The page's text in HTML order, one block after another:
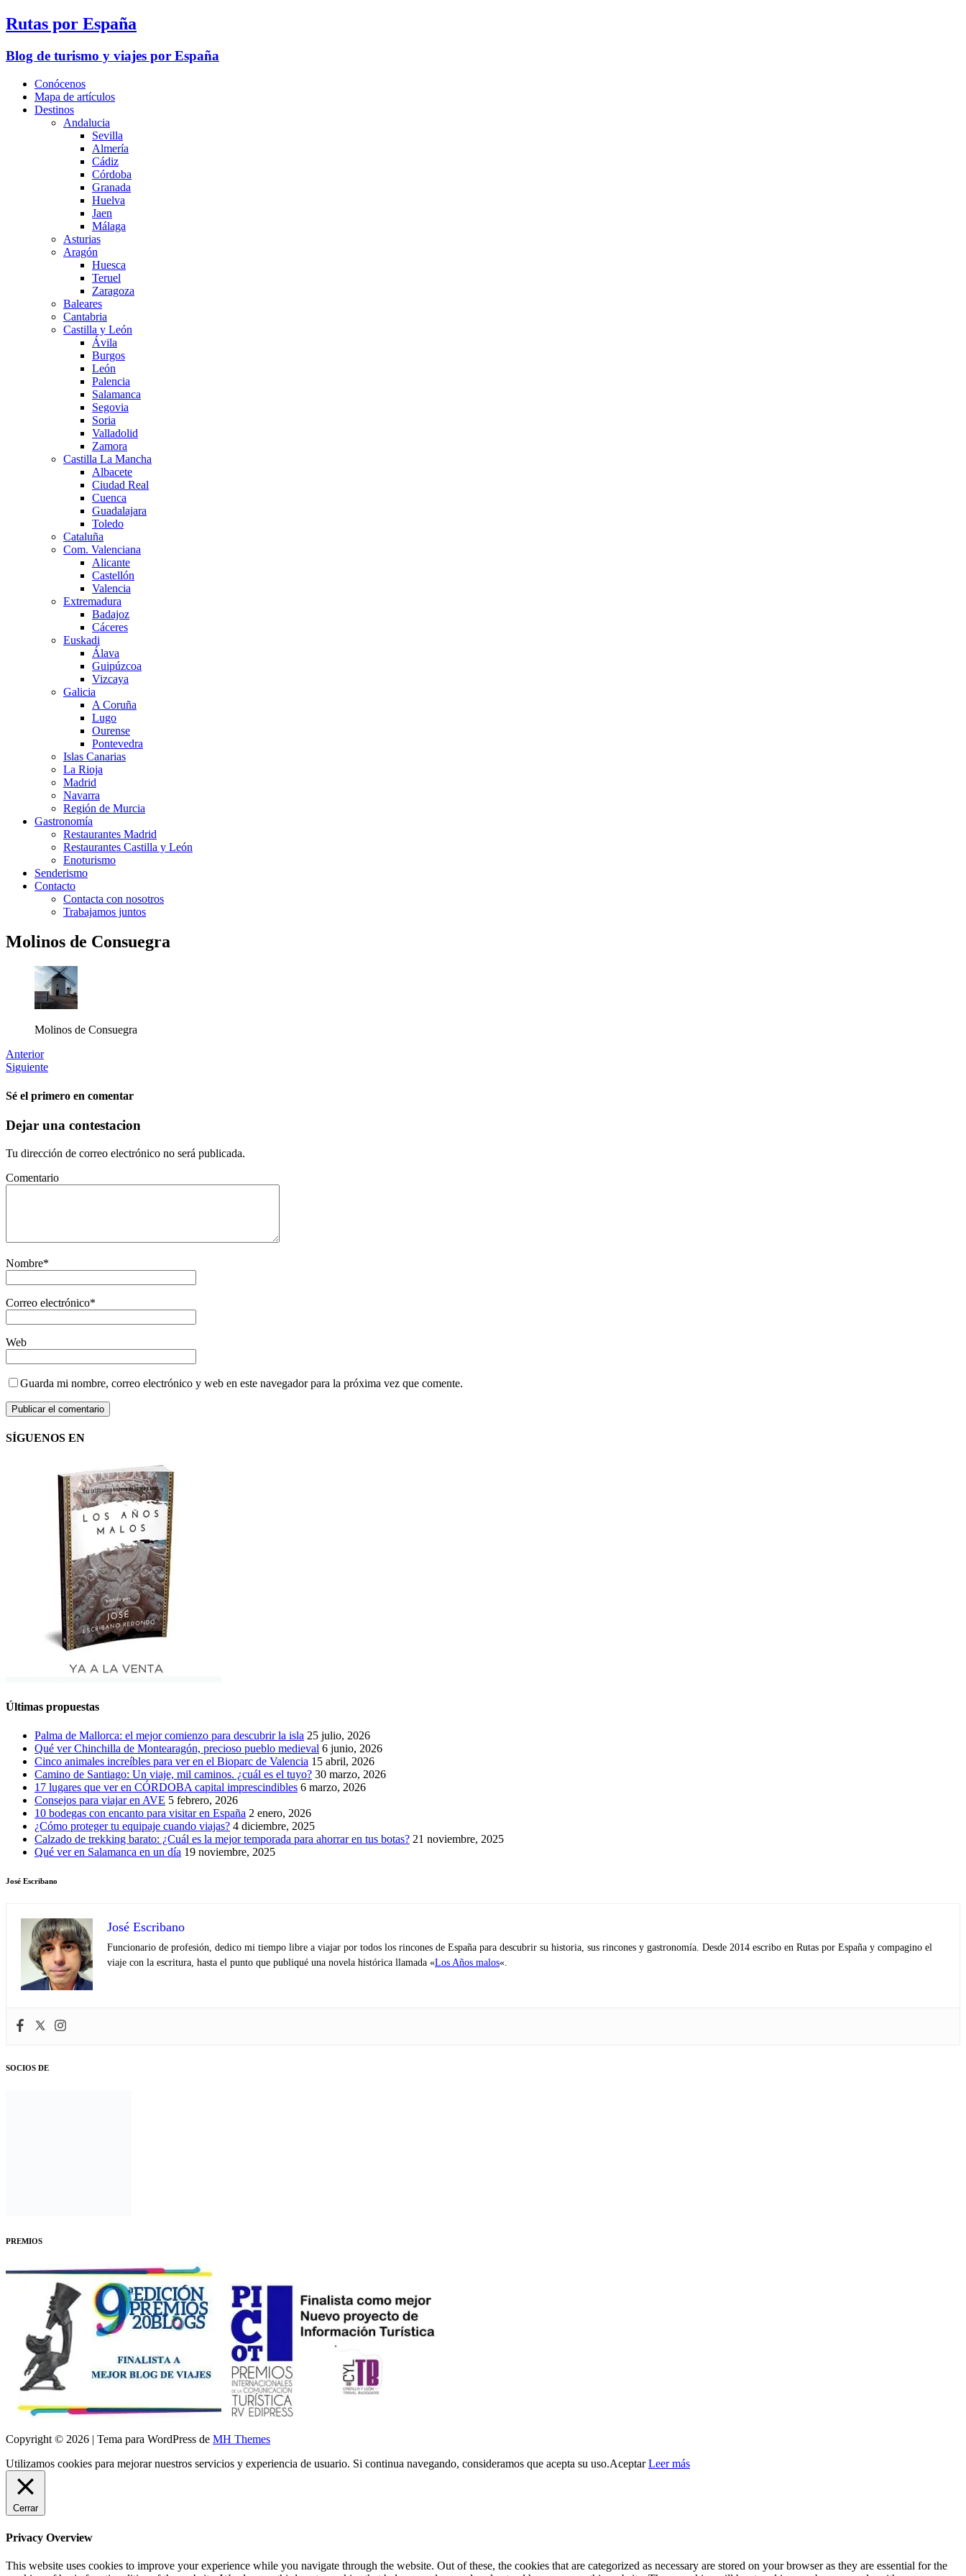
Rutas por España
Blog de turismo y viajes por España
Conócenos
Mapa de artículos
Destinos
Andalucia
Sevilla
Almería
Cádiz
Córdoba
Granada
Huelva
Jaen
Málaga
Asturias
Aragón
Huesca
Teruel
Zaragoza
Baleares
Cantabria
Castilla y León
Ávila
Burgos
León
Palencia
Salamanca
Segovia
Soria
Valladolid
Zamora
Castilla La Mancha
Albacete
Ciudad Real
Cuenca
Guadalajara
Toledo
Cataluña
Com. Valenciana
Alicante
Castellón
Valencia
Extremadura
Badajoz
Cáceres
Euskadi
Álava
Guipúzcoa
Vizcaya
Galicia
A Coruña
Lugo
Ourense
Pontevedra
Islas Canarias
La Rioja
Madrid
Navarra
Región de Murcia
Gastronomía
Restaurantes Madrid
Restaurantes Castilla y León
Enoturismo
Senderismo
Contacto
Contacta con nosotros
Trabajamos juntos
Molinos de Consuegra
Molinos de Consuegra
Anterior
Siguiente
Sé el primero en comentar
Dejar una contestacion
Tu dirección de correo electrónico no será publicada.
Comentario
Nombre*
Correo electrónico*
Web
Guarda mi nombre, correo electrónico y web en este navegador para la próxima vez que comente.
SÍGUENOS EN
Últimas propuestas
Palma de Mallorca: el mejor comienzo para descubrir la isla 25 julio, 2026
Qué ver Chinchilla de Montearagón, precioso pueblo medieval 6 junio, 2026
Cinco animales increíbles para ver en el Bioparc de Valencia 15 abril, 2026
Camino de Santiago: Un viaje, mil caminos. ¿cuál es el tuyo? 30 marzo, 2026
17 lugares que ver en CÓRDOBA capital imprescindibles 6 marzo, 2026
Consejos para viajar en AVE 5 febrero, 2026
10 bodegas con encanto para visitar en España 2 enero, 2026
¿Cómo proteger tu equipaje cuando viajas? 4 diciembre, 2025
Calzado de trekking barato: ¿Cuál es la mejor temporada para ahorrar en tus botas? 21 noviembre, 2025
Qué ver en Salamanca en un día 19 noviembre, 2025
José Escribano
José Escribano
Funcionario de profesión, dedico mi tiempo libre a viajar por todos los rincones de España para descubrir su historia, sus rincones y gastronomía. Desde 2014 escribo en Rutas por España y compagino el
viaje con la escritura, hasta el punto que publiqué una novela histórica llamada «Los Años malos«.
SOCIOS DE
PREMIOS
Copyright © 2026 | Tema para WordPress de MH Themes
Utilizamos cookies para mejorar nuestros servicios y experiencia de usuario. Si continua navegando, consideramos que acepta su uso.Aceptar Leer más
Cerrar
Privacy Overview
This website uses cookies to improve your experience while you navigate through the website. Out of these, the cookies that are categorized as necessary are stored on your browser as they are essential for the